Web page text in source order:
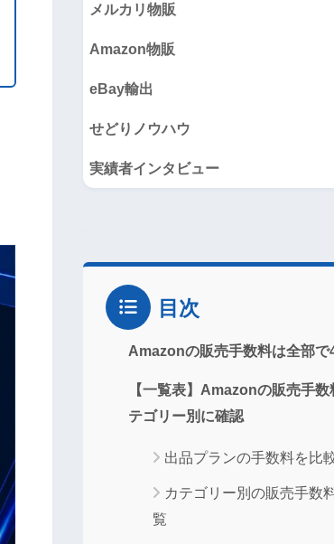
メルカリ物販
Amazon物販
eBay輸出
せどりノウハウ
実績者インタビュー
目次
Amazonの販売手数料は全部で
【一覧表】Amazonの販売手数
テゴリー別に確認
出品プランの手数料を比
カテゴリー別の販売手数
覧